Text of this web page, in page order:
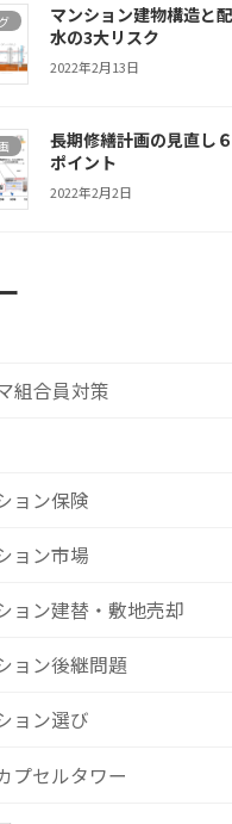
マンション建物構造と
水の3大リスク
2022年2月13日
長期修繕計画の見直し
ポイント
2022年2月2日
組合員対策
ョン保険
ョン市場
ョン建替・敷地売却
ョン後継問題
ョン選び
プセルタワー